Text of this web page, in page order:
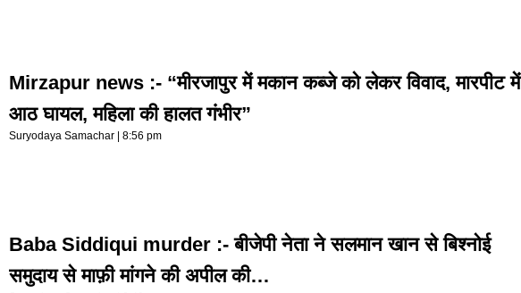
Mirzapur news :- “मीरजापुर में मकान कब्जे को लेकर विवाद, मारपीट में
आठ घायल, महिला की हालत गंभीर”
Suryodaya Samachar 8:56 pm
Baba Siddiqui murder :- बीजेपी नेता ने सलमान खान से बिश्नोई
समुदाय से माफ़ी मांगने की अपील की…